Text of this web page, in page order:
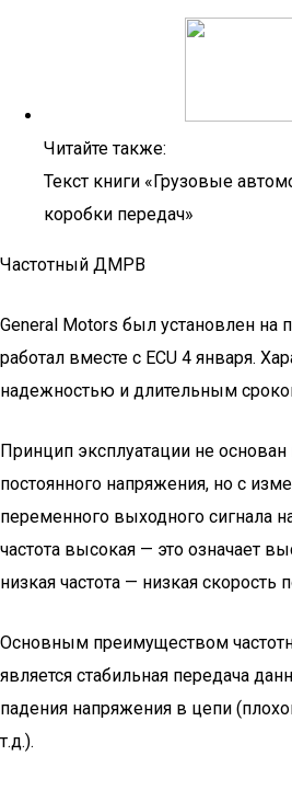
Читайте также:
Текст книги «Грузовые
коробки передач»
Частотный ДМРВ
General Motors был установлен на
работал вместе с ECU 4 января.
надежностью и длительным
Принцип эксплуатации не
постоянного напряжения, но с
переменного выходного сигнала
частота высокая — это означает
низкая частота — низкая скорость
Основным преимуществом
является стабильная передача
падения напряжения в цепи
т.д.).